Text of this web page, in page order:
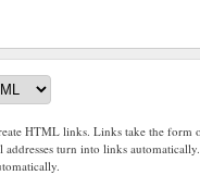
HTML links. Links take the form
addresses turn into links automatically.